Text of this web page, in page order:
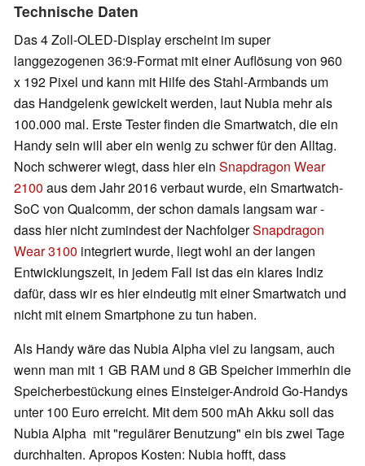
Technische Daten
Das 4 Zoll-OLED-Display erscheint im super
langgezogenen 36:9-Format mit einer Auflösung von 960
x 192 Pixel und kann mit Hilfe des Stahl-Armbands um
das Handgelenk gewickelt werden, laut Nubia mehr als
100.000 mal. Erste Tester finden die Smartwatch, die ein
Handy sein will aber ein wenig zu schwer für den Alltag.
Noch schwerer wiegt, dass hier ein Snapdragon Wear
2100 aus dem Jahr 2016 verbaut wurde, ein Smartwatch-
SoC von Qualcomm, der schon damals langsam war -
dass hier nicht zumindest der NachfolgerSnapdragon
Wear 3100 integriert wurde, liegt wohl an der langen
Entwicklungszeit, in jedem Fall ist das ein klares Indiz
dafür, dass wir es hier eindeutig mit einer Smartwatch und
nicht mit einem Smartphone zu tun haben.
Als Handy wäre das Nubia Alpha viel zu langsam, auch
wenn man mit 1 GB RAM und 8 GB Speicher immerhin die
Speicherbestückung eines Einsteiger-Android Go-Handys
unter 100 Euro erreicht. Mit dem 500 mAh Akku soll das
Nubia Alpha mit "regulärer Benutzung" ein bis zwei Tage
durchhalten. Apropos Kosten: Nubia hofft, dass